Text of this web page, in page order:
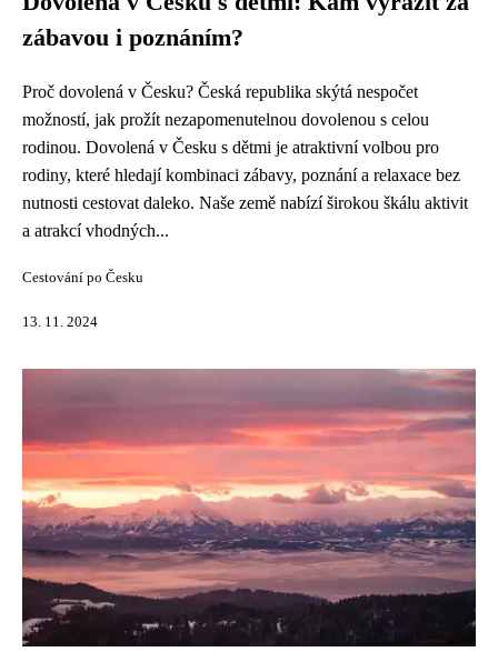
zábavou i poznáním?
Proč dovolená v Česku? Česká republika skýtá nespočet
možností, jak prožít nezapomenutelnou dovolenou s celou
rodinou. Dovolená v Česku s dětmi je atraktivní volbou pro
rodiny, které hledají kombinaci zábavy, poznání a relaxace bez
nutnosti cestovat daleko. Naše země nabízí širokou škálu aktivit
a atrakcí vhodných...
Cestování po Česku
13. 11. 2024